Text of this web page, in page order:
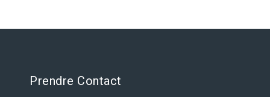
Prendre Contact